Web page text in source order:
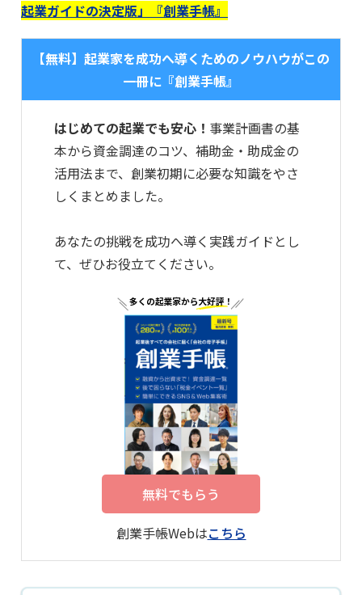
起業ガイドの決定版」『創業手帳』
【無料】起業家を成功へ導くためのノウハウがこの
一冊に『創業手帳』
はじめての起業でも安心！ 事業計画書の基
本から資金調達のコツ、補助金・助成金の
活用法まで、創業初期に必要な知識をやさ
しくまとめました。
あなたの挑戦を成功へ導く実践ガイドとし
て、ぜひお役立てください。
無料でもらう
創業手帳Webはこちら